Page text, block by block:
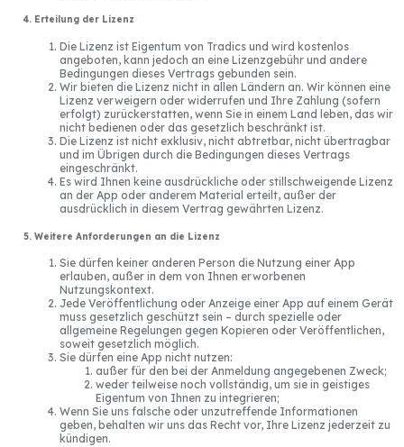
4. Erteilung der Lizenz
Die Lizenz ist Eigentum von Tradics und wird kostenlos
angeboten, kann jedoch an eine Lizenzgebühr und andere
Bedingungen dieses Vertrags gebunden sein.
Wir bieten die Lizenz nicht in allen Ländern an. Wir können eine
Lizenz verweigern oder widerrufen und Ihre Zahlung (sofern
erfolgt) zurückerstatten, wenn Sie in einem Land leben, das wir
nicht bedienen oder das gesetzlich beschränkt ist.
Die Lizenz ist nicht exklusiv, nicht abtretbar, nicht übertragbar
und im Übrigen durch die Bedingungen dieses Vertrags
eingeschränkt.
Es wird Ihnen keine ausdrückliche oder stillschweigende Lizenz
an der App oder anderem Material erteilt, außer der
ausdrücklich in diesem Vertrag gewährten Lizenz.
5. Weitere Anforderungen an die Lizenz
Sie dürfen keiner anderen Person die Nutzung einer App
erlauben, außer in dem von Ihnen erworbenen
Nutzungskontext.
Jede Veröffentlichung oder Anzeige einer App auf einem Gerät
muss gesetzlich geschützt sein – durch spezielle oder
allgemeine Regelungen gegen Kopieren oder Veröffentlichen,
soweit gesetzlich möglich.
Sie dürfen eine App nicht nutzen:
außer für den bei der Anmeldung angegebenen Zweck;
weder teilweise noch vollständig, um sie in geistiges
Eigentum von Ihnen zu integrieren;
Wenn Sie uns falsche oder unzutreffende Informationen
geben, behalten wir uns das Recht vor, Ihre Lizenz jederzeit zu
kündigen.